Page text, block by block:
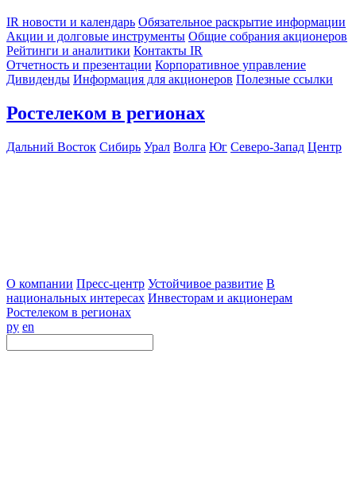
IR новости и календарь Обязательное раскрытие информации
Акции и долговые инструменты Общие собрания акционеров
Рейтинги и аналитики Контакты IR
Отчетность и презентации Корпоративное управление
Дивиденды Информация для акционеров Полезные ссылки
Ростелеком в регионах
Дальний Восток Сибирь Урал Волга Юг Северо-Запад Центр
О компании Пресс-центр Устойчивое развитие В
национальных интересах Инвесторам и акционерам
Ростелеком в регионах
ру en